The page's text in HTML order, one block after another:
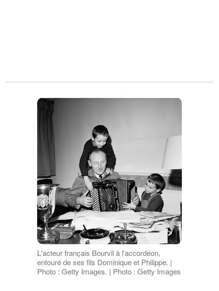
L'acteur français Bourvil à l'accordéon,
entouré de ses fils Dominique et Philippe. |
Photo : Getty Images. | Photo : Getty Images